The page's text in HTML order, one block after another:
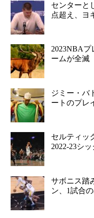
センターと
点超え、ヨ
2023NBAプ
ームが全滅
ジミー・バ
ートのプレ
セルティッ
2022-23シ
サボニス踏
ン、1試合